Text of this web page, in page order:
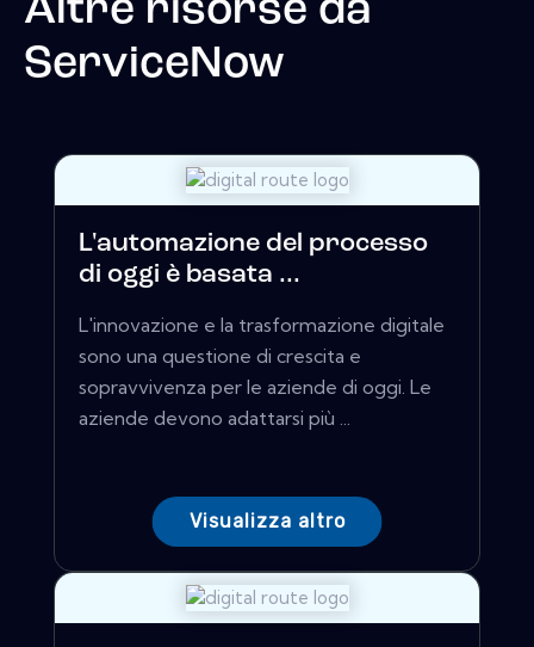
Altre risorse da
ServiceNow
L'automazione del processo
di oggi è basata ...
L'innovazione e la trasformazione digitale
sono una questione di crescita e
sopravvivenza per le aziende di oggi. Le
aziende devono adattarsi più ...
Visualizza altro